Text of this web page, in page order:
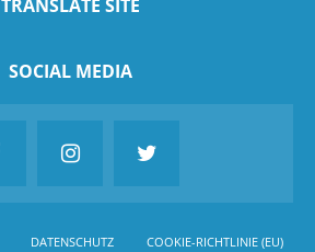
TRANSLATE SITE
SOCIAL MEDIA
DATENSCHUTZ COOKIE-RICHTLINIE (EU)